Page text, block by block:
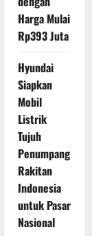
Harga Mulai
Rp393 Juta
Hyundai
Siapkan
Mobil
Listrik
Tujuh
Penumpang
Rakitan
Indonesia
untuk Pasar
Nasional